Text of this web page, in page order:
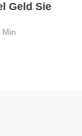
Geld Sie
Min